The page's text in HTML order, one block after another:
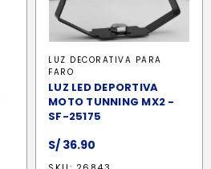
LUZ DECORATIVA PARA
FARO
LUZ LED DEPORTIVA
MOTO TUNNING MX2 -
SF-25175
S/ 36.90